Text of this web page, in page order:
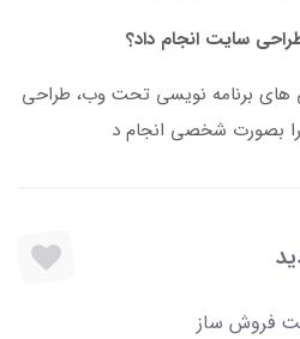
سایت انجام داد؟
های برنامه نویسی تحت وب، طراحی
بصورت شخصی انجام د
فروش ساز